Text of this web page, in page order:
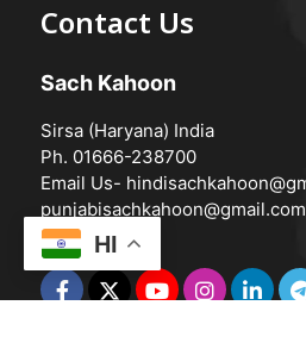
Contact Us
Sach Kahoon
Sirsa (Haryana) India
Ph. 01666-238700
Email Us-
punjabisachkahoon@gmail.com
HI